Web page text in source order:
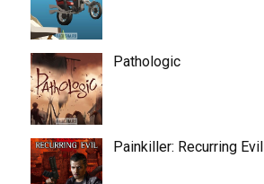
Pathologic
Painkiller: Recurring Evil